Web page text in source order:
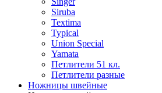
Siruba
Textima
Typical
Union Special
Yamata
Петлители 51 кл.
Петлители разные
Ножницы швейные